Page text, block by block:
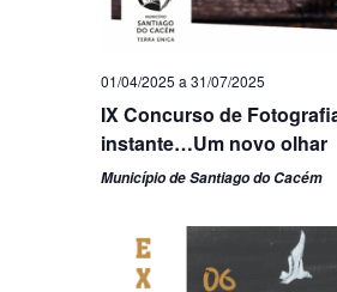
01/04/2025 a 31/07/2025
IX Concurso de
instante…Um novo olhar
Município de Santiago do Cacém